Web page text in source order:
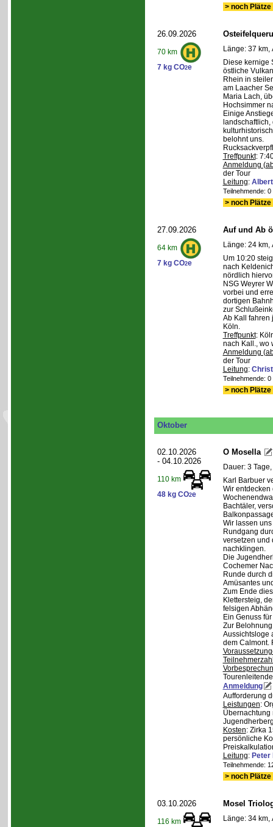
> noch
26.09.2026
70 km
7 kg CO2e
Länge: 37 km,
Diese kernige
östliche
Rhein in
am Laacher
Maria Lach,
Hochsimmer
Einige
belohnt uns.
Treffpunkt:
Anmeldung
der Tour
Leitung:
Teilnehmende:
> noch
27.09.2026
64 km
7 kg CO2e
Auf und Ab
Länge: 24 km,
Um 10:20
nach
nördlich
NSG Weyrer
vorbei und
dortigen
zur
Ab Kall fahren
Köln.
Treffpunkt:
nach Kall., wo
Anmeldung
der Tour
Leitung:
Teilnehmende:
> noch
Oktober
02.10.2026
- 04.10.2026
110 km
48 kg CO2e
O Mosella
Dauer: 3
Karl Barbuer
Wir
Bachtäler,
Wir lassen
Rundgang
versetzen und
nachklingen.
Die
Cochemer
Runde durch
Amüsantes
Zum Ende
Klettersteig,
felsigen
Ein Genuss
Zur
Aussichtsloge
dem Calmont.
Anmeldung
Aufforderung
Leistungen:
Übernachtung
Kosten: Zirka
persönliche
Leitung: Peter
Teilnehmende:
> noch
03.10.2026
116 km
Mosel
Länge: 34 km,